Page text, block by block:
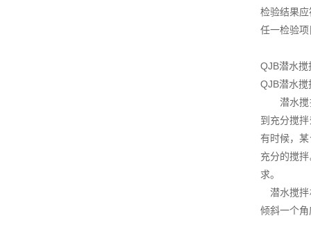
检验结果
任一检验
QJB潜水
QJB潜水
潜水搅拌
到充分搅
有时候，
充分的搅
求。
潜水搅拌
倾斜一个